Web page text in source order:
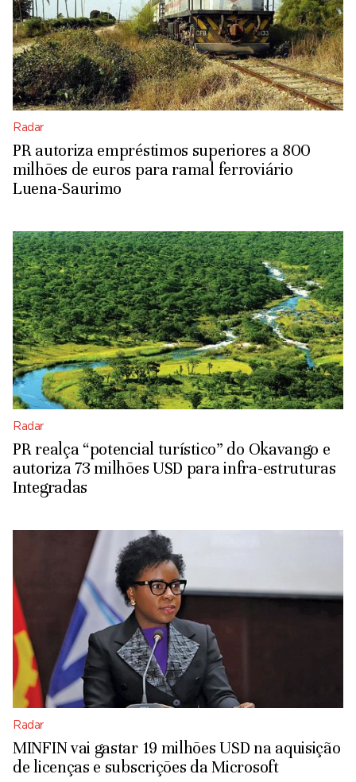
Radar
PR autoriza empréstimos superiores a 800
milhões de euros para ramal ferroviário
Luena-Saurimo
Radar
PR realça “potencial turístico” do Okavango e
autoriza 73 milhões USD para infra-estruturas
Integradas
Radar
MINFIN vai gastar 19 milhões USD na aquisição
de licenças e subscrições da Microsoft